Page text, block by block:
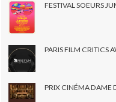
FESTIVAL SOEURS
PARIS FILM CRITICS
PRIX CINÉMA DAME